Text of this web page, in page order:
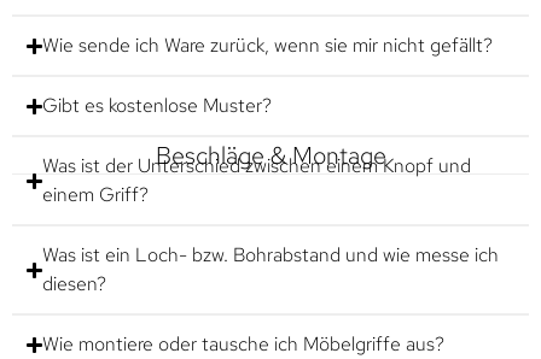
Wie sende ich Ware zurück, wenn sie mir nicht gefällt?
Gibt es kostenlose Muster?
Beschläge & Montage
Was ist der Unterschied zwischen einem Knopf und
einem Griff?
Was ist ein Loch- bzw. Bohrabstand und wie messe ich
diesen?
Wie montiere oder tausche ich Möbelgriffe aus?